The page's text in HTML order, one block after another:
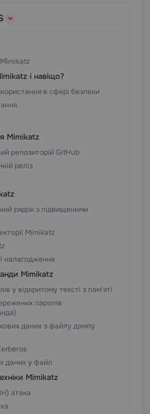
і навіщо?
в сфері безпеки
Mimikatz
репозиторій GitHub
реліз
рядок з підвищеними
Mimikatz
налагодження
Mimikatz
у відкритому тексті з пам'яті
паролів
даних з файлу дампу
даних у файл
Mimikatz
атака